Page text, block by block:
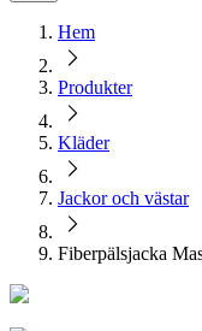
Hem
Produkter
Kläder
Jackor och västar
Fiberpälsjacka